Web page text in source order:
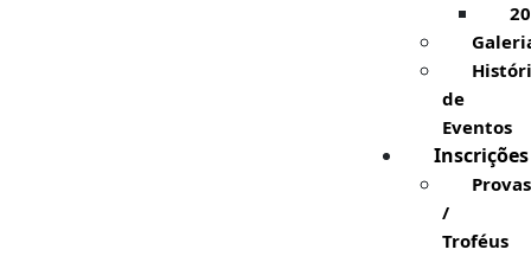
de
Eventos
Inscrições
Provas
/
Troféus